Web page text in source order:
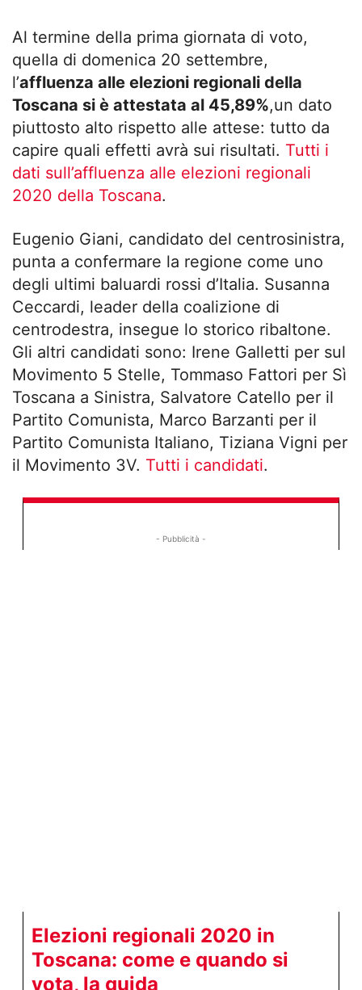
Al termine della prima giornata di voto,
quella di domenica 20 settembre,
l’affluenza alle elezioni regionali della
Toscana si è attestata al 45,89%,un dato
piuttosto alto rispetto alle attese: tutto da
capire quali effetti avrà sui risultati. Tutti i
dati sull’affluenza alle elezioni regionali
2020 della Toscana.
Eugenio Giani, candidato del centrosinistra,
punta a confermare la regione come uno
degli ultimi baluardi rossi d’Italia. Susanna
Ceccardi, leader della coalizione di
centrodestra, insegue lo storico ribaltone.
Gli altri candidati sono: Irene Galletti per sul
Movimento 5 Stelle, Tommaso Fattori per Sì
Toscana a Sinistra, Salvatore Catello per il
Partito Comunista, Marco Barzanti per il
Partito Comunista Italiano, Tiziana Vigni per
il Movimento 3V. Tutti i candidati.
- Pubblicità -
Elezioni regionali 2020 in
Toscana: come e quando si
vota, la guida